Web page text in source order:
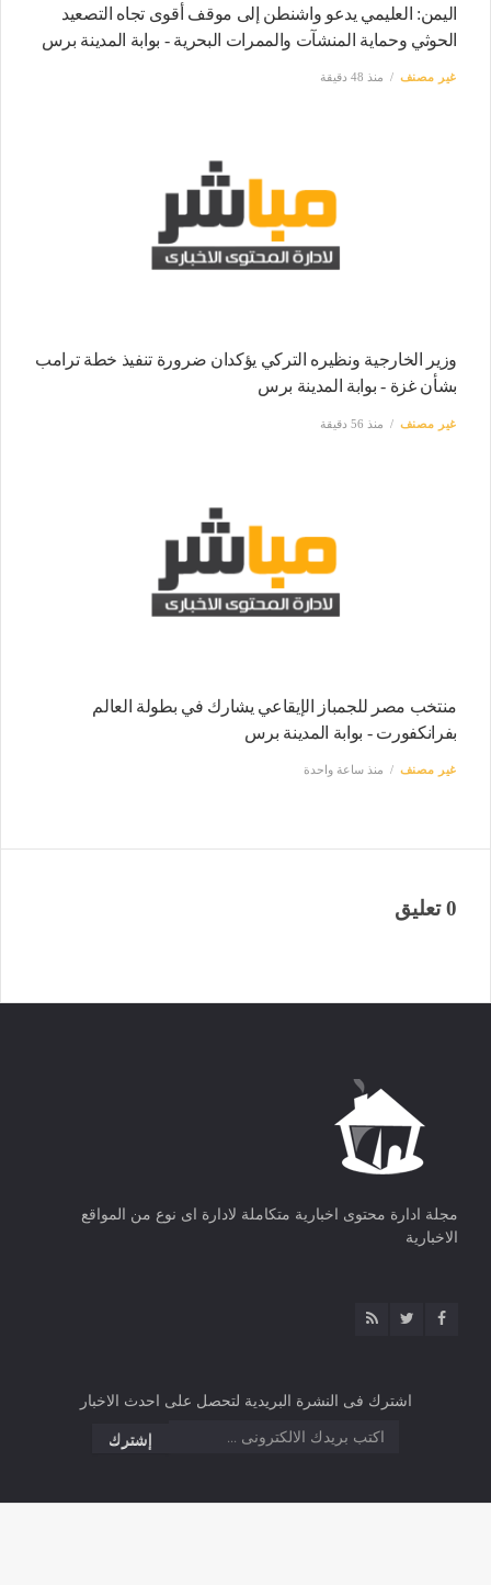
اليمن: العليمي يدعو واشنطن إلى موقف أقوى تجاه التصعيد
الحوثي وحماية المنشآت والممرات البحرية - بوابة المدينة برس
غير مصنف منذ 48 دقيقة
وزير الخارجية ونظيره التركي يؤكدان ضرورة تنفيذ خطة ترامب
بشأن غزة - بوابة المدينة برس
غير مصنف منذ 56 دقيقة
منتخب مصر للجمباز الإيقاعي يشارك في بطولة العالم
بفرانكفورت - بوابة المدينة برس
غير مصنف منذ ساعة واحدة
0 تعليق
مجلة ادارة محتوى اخبارية متكاملة لادارة اى نوع من المواقع
الاخبارية
اشترك فى النشرة البريدية لتحصل على احدث الاخبار